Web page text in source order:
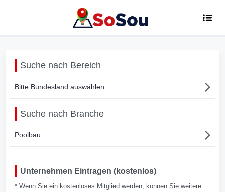
Suche nach Bereich
Bitte Bundesland auswählen
Suche nach Branche
Poolbau
Unternehmen Eintragen (kostenlos)
* Wenn Sie ein kostenloses Mitglied werden, können Sie weitere